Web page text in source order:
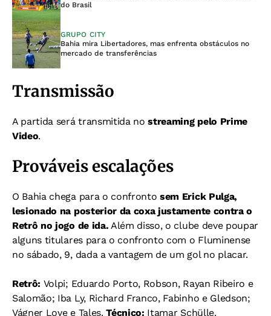
do Brasil
GRUPO CITY
Bahia mira Libertadores, mas enfrenta obstáculos no
mercado de transferências
Transmissão
A partida será transmitida nostreaming pelo Prime
Video.
Prováveis escalações
O Bahia chega para o confrontosem Erick Pulga,
lesionado na posterior da coxa justamente contra o
Retrô no jogo de ida. Além disso, o clube deve poupar
alguns titulares para o confronto com o Fluminense
no sábado, 9, dada a vantagem de um gol no placar.
Retrô: Volpi; Eduardo Porto, Robson, Rayan Ribeiro e
Salomão; Iba Ly, Richard Franco, Fabinho e Gledson;
Vágner Love e Tales. Técnico: Itamar Schülle.